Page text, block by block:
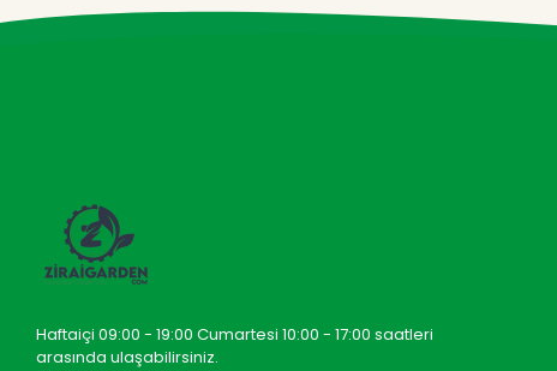
Haftaiçi 09:00 - 19:00 Cumartesi 10:00 - 17:00 saatleri
arasında ulaşabilirsiniz.